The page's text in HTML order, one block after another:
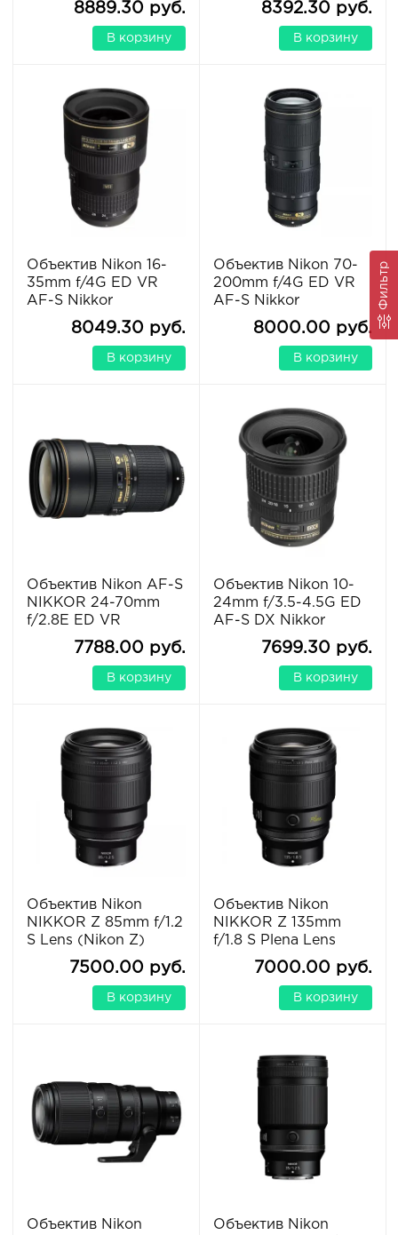
Фильтр
8889.30 руб.
В корзину
8392.30 руб.
В корзину
Объектив Nikon 16-
35mm f/4G ED VR
AF-S Nikkor
8049.30 руб.
В корзину
Объектив Nikon 70-
200mm f/4G ED VR
AF-S Nikkor
8000.00 руб.
В корзину
Объектив Nikon AF-S
NIKKOR 24-70mm
f/2.8E ED VR
7788.00 руб.
В корзину
Объектив Nikon 10-
24mm f/3.5-4.5G ED
AF-S DX Nikkor
7699.30 руб.
В корзину
Объектив Nikon
NIKKOR Z 85mm f/1.2
S Lens (Nikon Z)
7500.00 руб.
В корзину
Объектив Nikon
NIKKOR Z 135mm
f/1.8 S Plena Lens
7000.00 руб.
В корзину
Объектив Nikon
Объектив Nikon